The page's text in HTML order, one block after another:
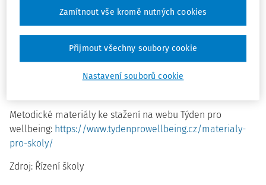
V letošním roce se Učitelský měsíčník věnuje především
tématu zapojování žáků a studentů do vzdělávání i do
tvorby vzdělávací politiky. Aby bylo možné skutečně
podporovat wellbeing, je nutné znát názory těch, jejichž
potřeby se snažíme naplňovat. To samozřejmě platí nejen
pro děti a mladé lidi, ale také pro učitele a všechny
Metodické materiály ke stažení na webu Týden pro
wellbeing: https://www.tydenprowellbeing.cz/materialy-
pro-skoly/
Zdroj: Řízení školy
Nastavení souborů cookie
Zamítnout vše kromě nutných cookies
Přijmout všechny soubory cookie